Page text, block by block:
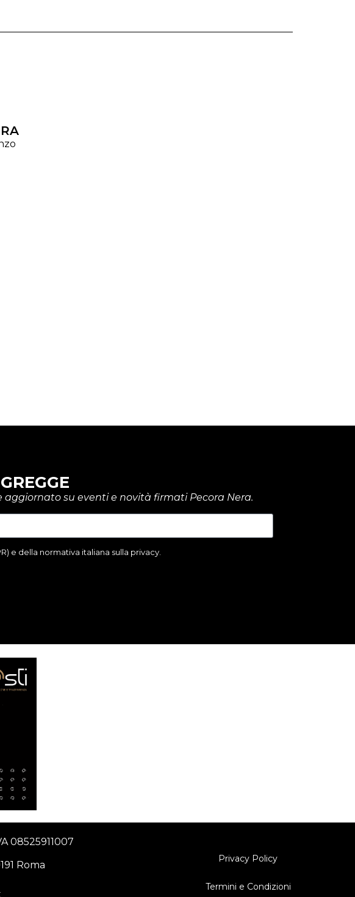
su eventi e novità firmati Pecora Nera.
e della normativa italiana sulla privacy.
08525911007
Roma
Privacy Policy
Termini e Condizioni